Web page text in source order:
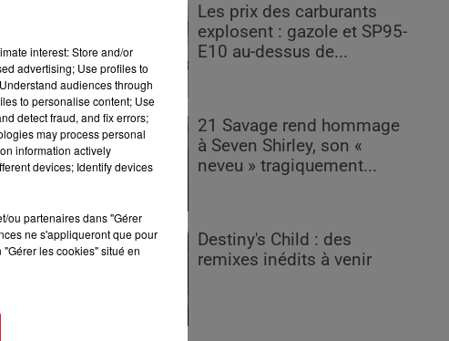
été
à
: «
photo
ce
Les prix des carburants
explosent : gazole et SP95-
E10 au-dessus de...
21 Savage rend hommage
à Seven Shirley, son «
neveu » tragiquement...
Destiny's Child : des
remixes inédits à venir
interest: Store and/or
advertising; Use profiles to
audiences through
to personalise content; Use
detect fraud, and fix errors;
may process personal
information actively
devices; Identify devices
ou partenaires dans "Gérer
ne s'appliqueront que pour
les cookies" situé en